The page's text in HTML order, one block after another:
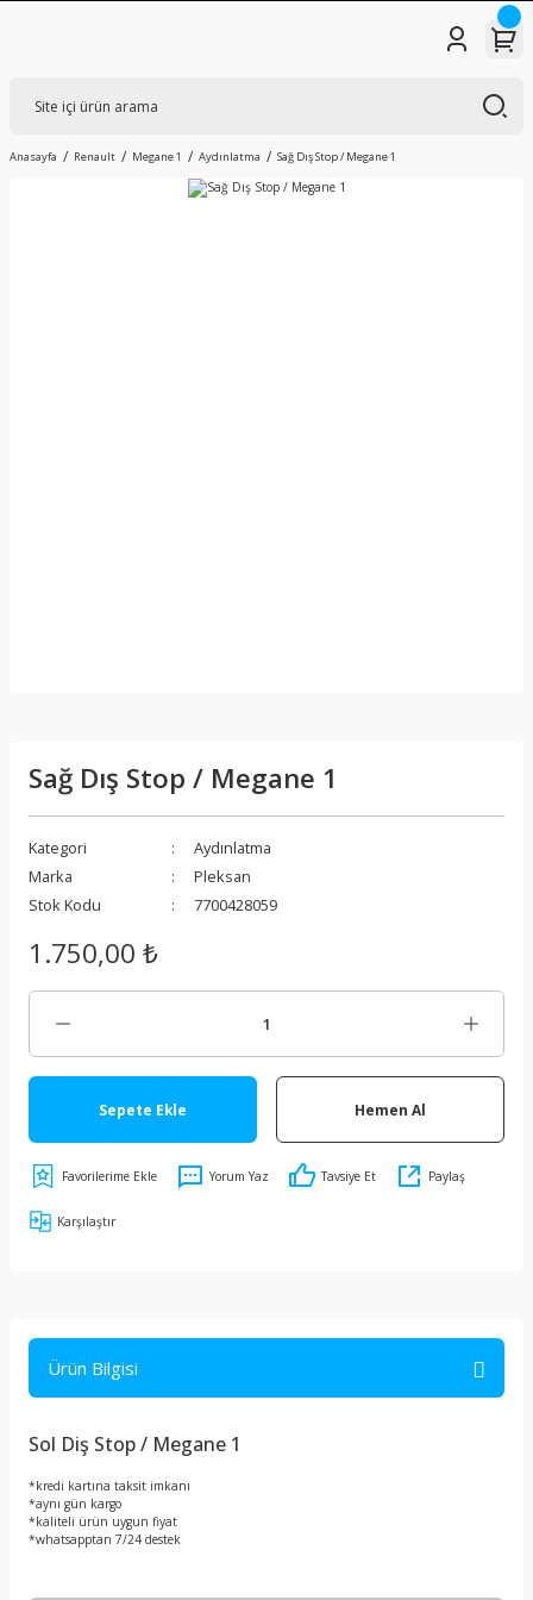
Anasayfa Renault Megane 1 Aydınlatma Sağ Dış Stop / Megane 1
Sağ Dış Stop / Megane 1
Kategori
Aydınlatma
Marka
Pleksan
Stok Kodu
7700428059
1.750,00 ₺
Sepete Ekle Hemen Al
Yorum Yaz Tavsiye Et Paylaş
Karşılaştır
Ürün Bilgisi
Sol Diş Stop / Megane 1
*kredi kartına taksit imkanı
*aynı gün kargo
*kaliteli ürün uygun fiyat
*whatsapptan 7/24 destek